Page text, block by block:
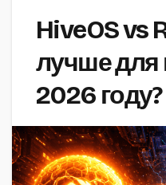
HiveOS vs
лучше для
2026 году?